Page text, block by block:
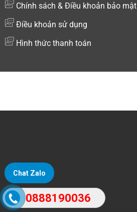
Chính sách & Điều khoản bảo mật
Điều khoản sử dụng
Hình thức thanh toán
Chat Zalo
0888190036